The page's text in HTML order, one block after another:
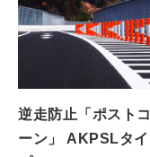
逆走防止「ポストコ
ーン」 AKPSLタイ